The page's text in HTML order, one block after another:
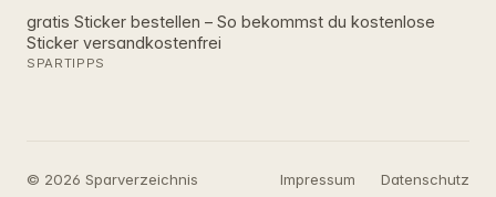
gratis Sticker bestellen – So bekommst du kostenlose
Sticker versandkostenfrei
SPARTIPPS
© 2026 Sparverzeichnis Impressum Datenschutz